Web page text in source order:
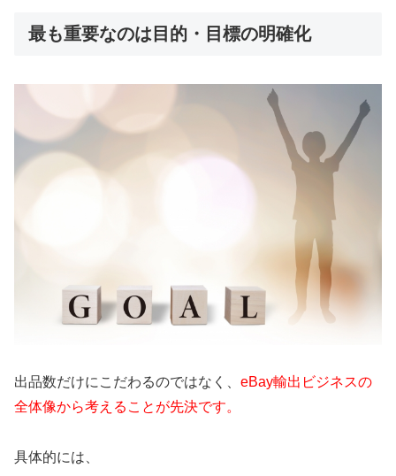
最も重要なのは目的・目標の明確化
出品数だけにこだわるのではなく、 eBay輸出ビジネスの
全体像から考えることが先決です。
具体的には、